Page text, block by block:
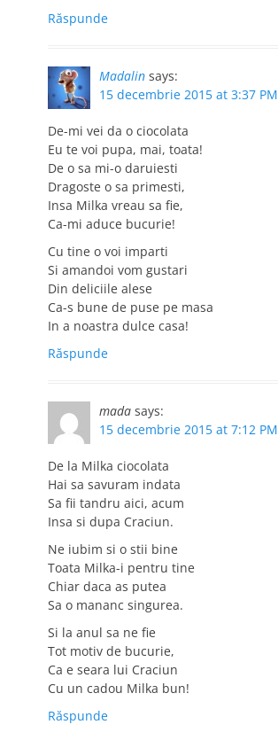
Răspunde
Madalin says:
15 decembrie 2015 at 3:37 PM
De-mi vei da o ciocolata
Eu te voi pupa, mai, toata!
De o sa mi-o daruiesti
Dragoste o sa primesti,
Insa Milka vreau sa fie,
Ca-mi aduce bucurie!
Cu tine o voi imparti
Si amandoi vom gustari
Din deliciile alese
Ca-s bune de puse pe masa
In a noastra dulce casa!
Răspunde
mada says:
15 decembrie 2015 at 7:12 PM
De la Milka ciocolata
Hai sa savuram indata
Sa fii tandru aici, acum
Insa si dupa Craciun.
Ne iubim si o stii bine
Toata Milka-i pentru tine
Chiar daca as putea
Sa o mananc singurea.
Si la anul sa ne fie
Tot motiv de bucurie,
Ca e seara lui Craciun
Cu un cadou Milka bun!
Răspunde